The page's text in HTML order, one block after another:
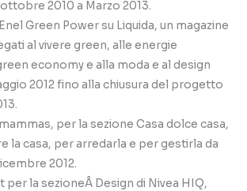
2010 a Marzo 2013.
Green Power su Liquida, un magazine
al vivere green, alle energie
economy e alla moda e al design
2012 fino alla chiusura del progetto
per la sezione Casa dolce casa,
la casa, per arredarla e per gestirla da
2012.
la sezioneÂ Design di Nivea HIQ,